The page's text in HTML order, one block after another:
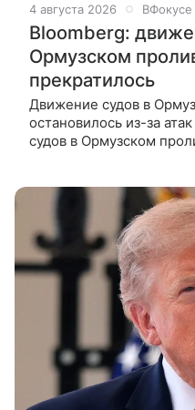
4 августа 2026 ВФокусе
Bloomberg:
Ормузском
прекратилось
Движение судов в
остановилось из-за
судов в Ормузском